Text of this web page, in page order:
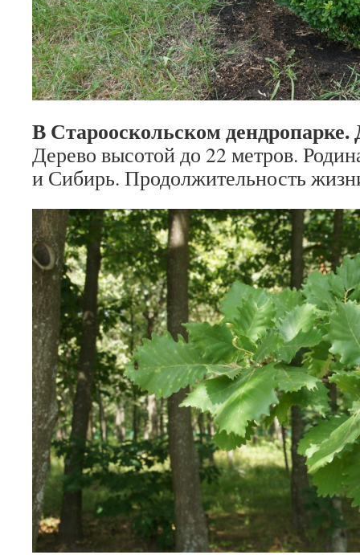
В Старооскольском
Дерево высотой до 22 метров.
и Сибирь. Продолжительность